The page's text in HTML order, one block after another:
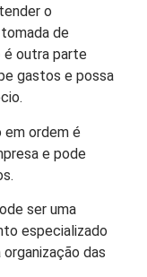
o
de
é outra parte
gastos e possa
em ordem é
e pode
ser uma
especializado
das